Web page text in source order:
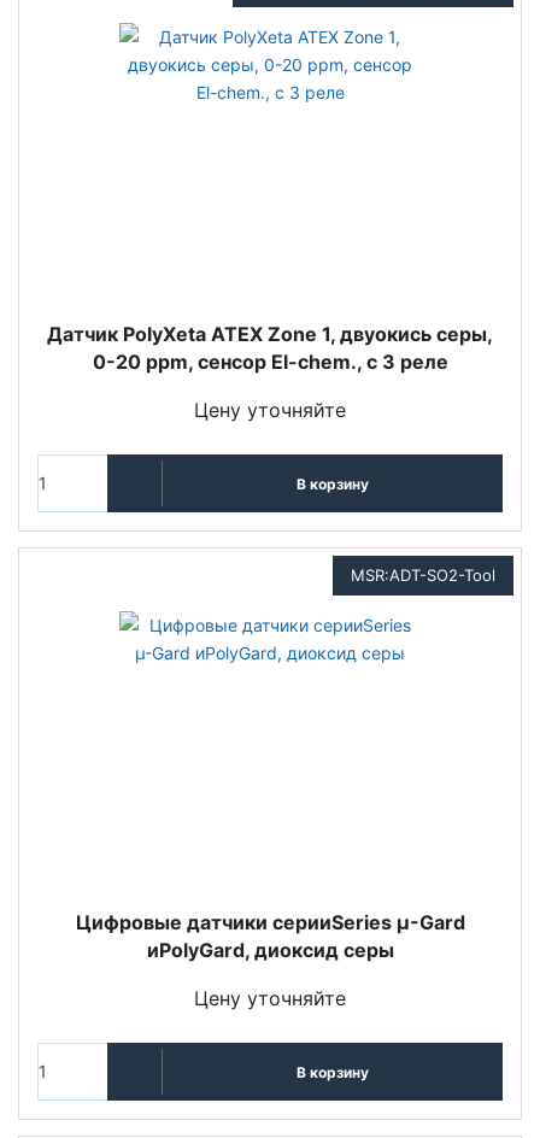
Датчик PolyXeta ATEX Zone 1, двуокись серы,
0-20 ppm, сенсор El-chem., с 3 реле
Цену уточняйте
В корзину
MSR:ADT-SO2-Tool
Цифровые датчики серииSeries µ-Gard
иPolyGard, диоксид серы
Цену уточняйте
В корзину